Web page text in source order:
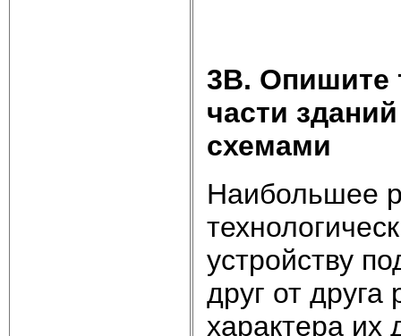
3В. Опишите
части
схемами
Наибольшее
устройству
друг от
характера их